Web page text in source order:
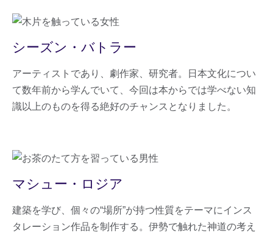
シーズン・バトラー
アーティストであり、劇作家、研究者。日本文化につい
て数年前から学んでいて、今回は本からでは学べない知
識以上のものを得る絶好のチャンスとなりました。
マシュー・ロジア
建築を学び、個々の“場所”が持つ性質をテーマにインス
タレーション作品を制作する。伊勢で触れた神道の考え